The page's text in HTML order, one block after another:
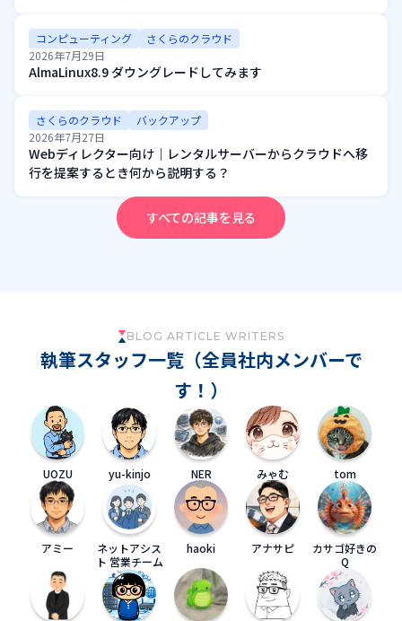
コンピューティング
さくらのクラウド
2026年7月29日
AlmaLinux8.9 ダウングレードしてみます
さくらのクラウド
バックアップ
2026年7月27日
Webディレクター向け｜レンタルサーバーからクラウドへ移
行を提案するとき何から説明する？
すべての記事を見る
BLOG ARTICLE WRITERS
執筆スタッフ一覧（全員社内メンバーで
す！）
UOZU yu-kinjo NER みゃむ tom
アミー
ネットアシス
ト 営業チーム
haoki アナサピ
カサゴ好きの
Q